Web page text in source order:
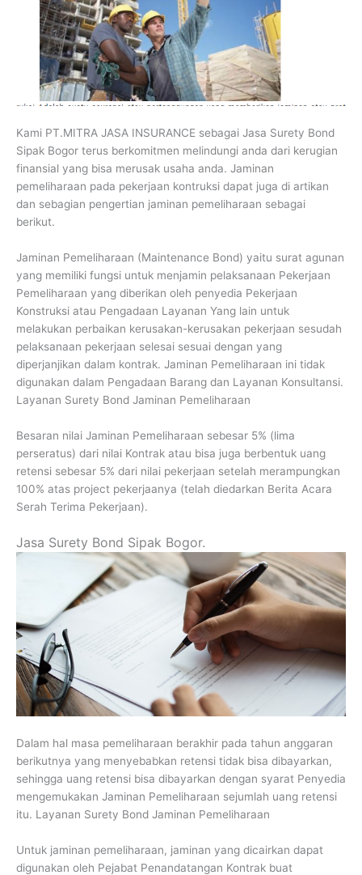
Kami PT.MITRA JASA INSURANCE sebagai Jasa Surety Bond
Sipak Bogor terus berkomitmen melindungi anda dari kerugian
finansial yang bisa merusak usaha anda. Jaminan
pemeliharaan pada pekerjaan kontruksi dapat juga di artikan
dan sebagian pengertian jaminan pemeliharaan sebagai
berikut.
Jaminan Pemeliharaan (Maintenance Bond) yaitu surat agunan
yang memiliki fungsi untuk menjamin pelaksanaan Pekerjaan
Pemeliharaan yang diberikan oleh penyedia Pekerjaan
Konstruksi atau Pengadaan Layanan Yang lain untuk
melakukan perbaikan kerusakan-kerusakan pekerjaan sesudah
pelaksanaan pekerjaan selesai sesuai dengan yang
diperjanjikan dalam kontrak. Jaminan Pemeliharaan ini tidak
digunakan dalam Pengadaan Barang dan Layanan Konsultansi.
Layanan Surety Bond Jaminan Pemeliharaan
Besaran nilai Jaminan Pemeliharaan sebesar 5% (lima
perseratus) dari nilai Kontrak atau bisa juga berbentuk uang
retensi sebesar 5% dari nilai pekerjaan setelah merampungkan
100% atas project pekerjaanya (telah diedarkan Berita Acara
Serah Terima Pekerjaan).
Jasa Surety Bond Sipak Bogor.
Dalam hal masa pemeliharaan berakhir pada tahun anggaran
berikutnya yang menyebabkan retensi tidak bisa dibayarkan,
sehingga uang retensi bisa dibayarkan dengan syarat Penyedia
mengemukakan Jaminan Pemeliharaan sejumlah uang retensi
itu. Layanan Surety Bond Jaminan Pemeliharaan
Untuk jaminan pemeliharaan, jaminan yang dicairkan dapat
digunakan oleh Pejabat Penandatangan Kontrak buat